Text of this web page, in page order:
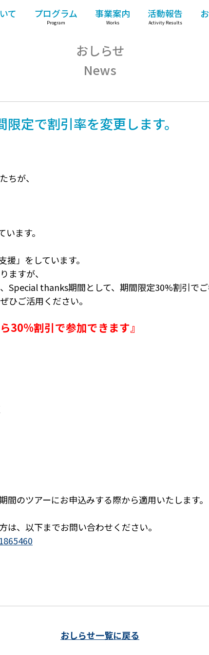
て プログラム
Program
事業案内
Works
活動報告
Activity Results
おしらせ
News
限定で割引率を変更します。
ちが、
ます。
」をしています。
ますが、
Special thanks期間として、期間限定30%割引でご
ひご活用ください。
30%割引で参加できます』
のツアーにお申込みする際から適用いたします。
、以下までお問い合わせください。
おしらせ一覧に戻る